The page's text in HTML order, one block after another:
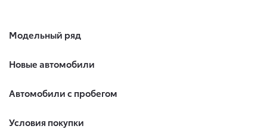
Модельный ряд
Новые автомобили
Автомобили с пробегом
Условия покупки